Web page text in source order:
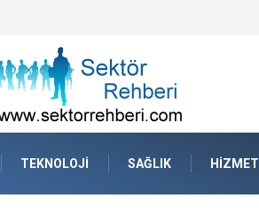
TEKNOLOJI SAĞLIK HIZMET